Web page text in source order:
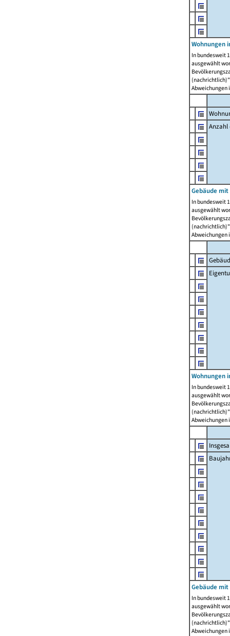
Wohnungen
In bundesweit
ausgewählt
Abweichungen
Anzahl
Gebäude
In bundesweit
ausgewählt
Abweichungen
Wohnungen
In bundesweit
ausgewählt
Abweichungen
Gebäude mit
In bundesweit
ausgewählt
Abweichungen